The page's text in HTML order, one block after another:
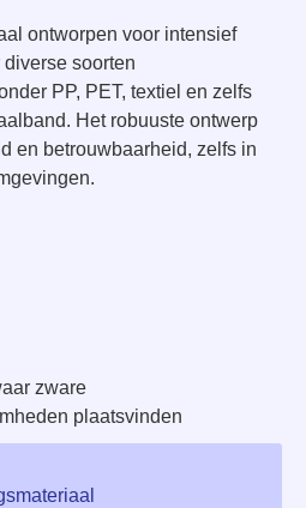
ontworpen voor intensief
soorten
PP, PET, textiel en zelfs
Het robuuste ontwerp
en betrouwbaarheid, zelfs in
zware
plaatsvinden